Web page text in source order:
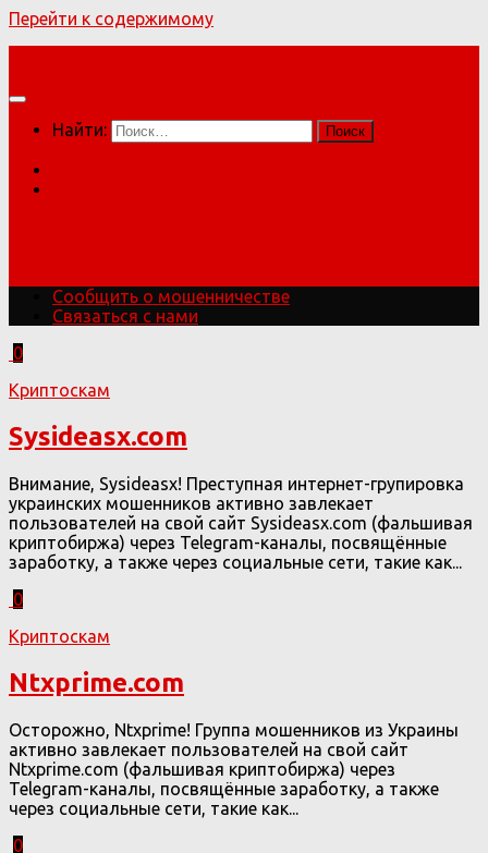
Перейти к содержимому
Найти:
Сообщить о мошенничестве
Связаться с нами
0
Криптоскам
Sysideasx.com
Внимание, Sysideasx! Преступная интернет-групировка
украинских мошенников активно завлекает
пользователей на свой сайт Sysideasx.com (фальшивая
криптобиржа) через Telegram-каналы, посвящённые
заработку, а также через социальные сети, такие как...
0
Криптоскам
Ntxprime.com
Осторожно, Ntxprime! Группа мошенников из Украины
активно завлекает пользователей на свой сайт
Ntxprime.com (фальшивая криптобиржа) через
Telegram-каналы, посвящённые заработку, а также
через социальные сети, такие как...
0